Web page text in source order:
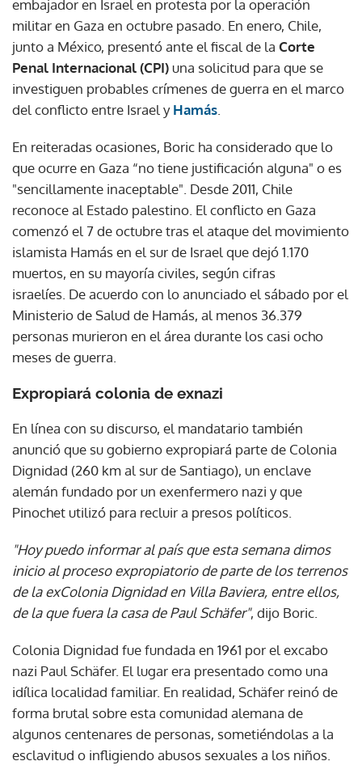
embajador en Israel en protesta por la operación
militar en Gaza en octubre pasado. En enero, Chile,
junto a México, presentó ante el fiscal de la Corte
Penal Internacional (CPI)una solicitud para que se
investiguen probables crímenes de guerra en el marco
del conflicto entre Israel yHamás.
En reiteradas ocasiones, Boric ha considerado que lo
que ocurre en Gaza “no tiene justificación alguna" o es
"sencillamente inaceptable". Desde 2011, Chile
reconoce al Estado palestino. El conflicto en Gaza
comenzó el 7 de octubre tras el ataque del movimiento
islamista Hamás en el sur de Israel que dejó 1.170
muertos, en su mayoría civiles, según cifras
israelíes. De acuerdo con lo anunciado el sábado por el
Ministerio de Salud de Hamás, al menos 36.379
personas murieron en el área durante los casi ocho
meses de guerra.
Expropiará colonia de exnazi
En línea con su discurso, el mandatario también
anunció que su gobierno expropiará parte de Colonia
Dignidad (260 km al sur de Santiago), un enclave
alemán fundado por un exenfermero nazi y que
Pinochet utilizó para recluir a presos políticos.
"Hoy puedo informar al país que esta semana dimos
inicio al proceso expropiatorio de parte de los terrenos
de la exColonia Dignidad en Villa Baviera, entre ellos,
de la que fuera la casa de Paul Schäfer", dijo Boric.
Colonia Dignidad fue fundada en 1961 por el excabo
nazi Paul Schäfer. El lugar era presentado como una
idílica localidad familiar. En realidad, Schäfer reinó de
forma brutal sobre esta comunidad alemana de
algunos centenares de personas, sometiéndolas a la
esclavitud o infligiendo abusos sexuales a los niños.